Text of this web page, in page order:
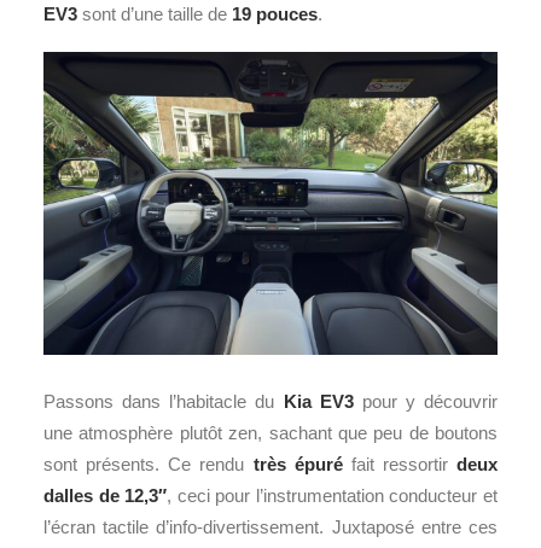
EV3 sont d’une taille de 19 pouces.
Passons dans l’habitacle du Kia EV3pour y découvrir
une atmosphère plutôt zen, sachant que peu de boutons
sont présents. Ce rendu très épuréfait ressortir deux
dalles de 12,3″, ceci pour l’instrumentation conducteur et
l’écran tactile d’info-divertissement. Juxtaposé entre ces